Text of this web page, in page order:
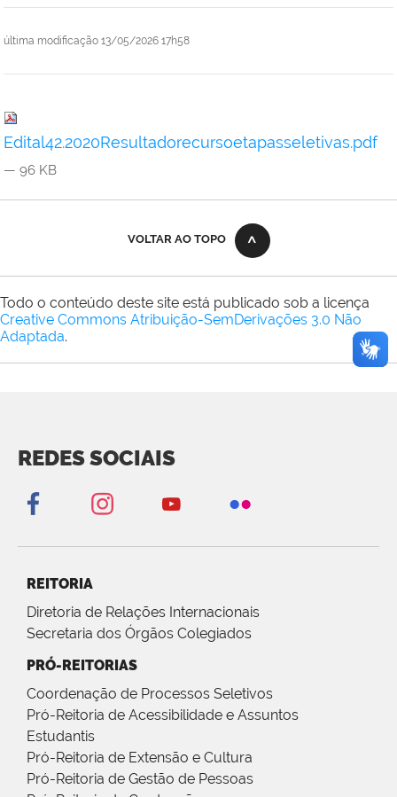
última modificação 13/05/2026 17h58
Edital42.2020Resultadorecursoetapasseletivas.pdf
— 96 KB
VOLTAR AO TOPO
Todo o conteúdo deste site está publicado sob a licença
Creative Commons Atribuição-SemDerivações 3.0 Não
Adaptada.
REDES SOCIAIS
REITORIA
Diretoria de Relações Internacionais
Secretaria dos Órgãos Colegiados
PRÓ-REITORIAS
Coordenação de Processos Seletivos
Pró-Reitoria de Acessibilidade e Assuntos
Estudantis
Pró-Reitoria de Extensão e Cultura
Pró-Reitoria de Gestão de Pessoas